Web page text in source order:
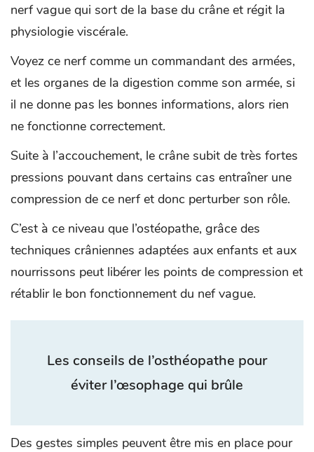
nerf vague qui sort de la base du crâne et régit la
physiologie viscérale.
Voyez ce nerf comme un commandant des armées,
et les organes de la digestion comme son armée, si
il ne donne pas les bonnes informations, alors rien
ne fonctionne correctement.
Suite à l’accouchement, le crâne subit de très fortes
pressions pouvant dans certains cas entraîner une
compression de ce nerf et donc perturber son rôle.
C’est à ce niveau que l’ostéopathe, grâce des
techniques crâniennes adaptées aux enfants et aux
nourrissons peut libérer les points de compression et
rétablir le bon fonctionnement du nef vague.
Les conseils de l’osthéopathe pour
éviter l’œsophage qui brûle
Des gestes simples peuvent être mis en place pour